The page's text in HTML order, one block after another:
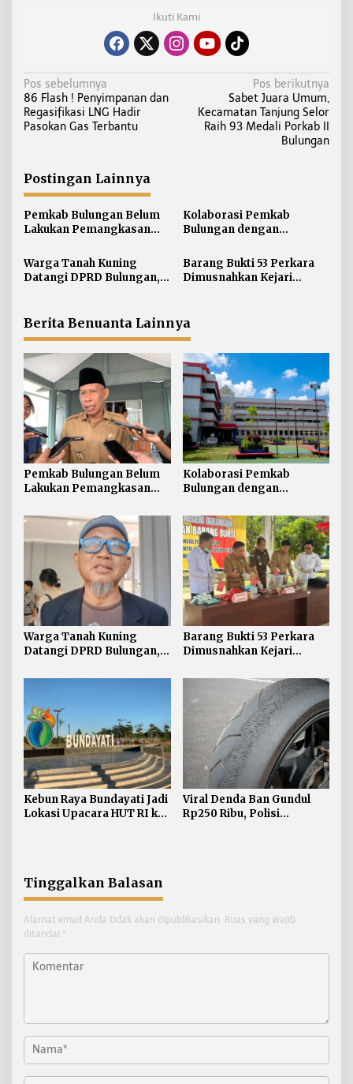
Ikuti Kami
N
a
v
a
s
i
p
o
s
Pos sebelumnya
86 Flash ! Penyimpanan dan
Regasifikasi LNG Hadir
Pasokan Gas Terbantu
Pos berikutnya
Sabet Juara Umum,
Kecamatan Tanjung Selor
Raih 93 Medali Porkab II
Bulungan
Postingan Lainnya
Pemkab Bulungan Belum
Lakukan Pemangkasan
Ada Arahan Pusat
Kolaborasi Pemkab
Bulungan dengan
Desa/Kelurahan Satu
Sarjana
Warga Tanah Kuning
Datangi DPRD Bulungan,
Diselesaikan
Barang Bukti 53 Perkara
Dimusnahkan Kejari
Berita Benuanta Lainnya
Pemkab Bulungan Belum
Lakukan Pemangkasan
Ada Arahan Pusat
Kolaborasi Pemkab
Bulungan dengan
Desa/Kelurahan Satu
Sarjana
Warga Tanah Kuning
Datangi DPRD Bulungan,
Persen segera
Barang Bukti 53 Perkara
Dimusnahkan Kejari
Didominasi Kasus Sabu
Kebun Raya Bundayati Jadi
Lokasi Upacara HUT RI ke-
Viral Denda Ban Gundul
Rp250 Ribu, Polisi
Tinggalkan Balasan
Alamat email Anda tidak akan dipublikasikan. Ruas yang wajib
ditandai *